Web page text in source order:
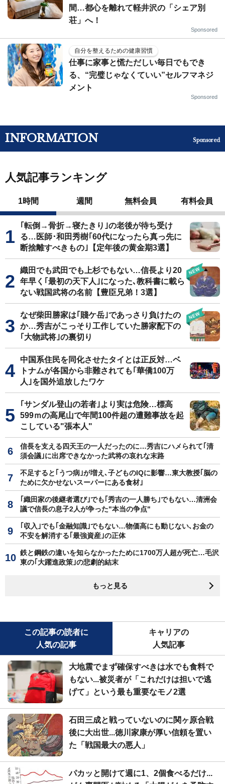
間…都心を離れて軽井沢の「シェア別
荘」へ！
Sponsored
自分を整えるための健康習慣
仕事に家事と慌ただしい毎日でもでき
る、“完璧じゃなくていい”セルフマネジ
メント
Sponsored
INFORMATION Sponsored
人気記事ランキング
1時間 週間 無料会員 有料会員
｢転倒→骨折→寝たきり｣の老後が待ち受け
る…医師･和田秀樹｢60代になったら真っ先に
断捨離すべきもの｣【定年後の黄金期3選】
織田でも武田でも上杉でもない…信長より20
年早く｢最初の天下人｣になった､教科書に載ら
ない戦国武将の名前【豊臣兄弟！3選】
なぜ柴田勝家は｢賤ケ岳｣であっさり負けたの
か…秀吉がこっそり工作していた勝家配下の
｢大物武将｣の裏切り
中国系住民を同化させたタイとは正反対…ベ
トナムが各国から非難されても｢華僑100万
人｣を国外追放したワケ
｢サンダル登山の若者｣より実は危険…標高
599ｍの高尾山で年間100件超の遭難事故を起
こしている"張本人"
信長を支える四天王の一人だったのに…秀吉にハメられて｢清
須会議｣に出席できなかった武将の哀れな末路
不足すると｢うつ病｣が増え､子どものIQに影響…東大教授｢脳の
ために欠かせないスーパーにある食材｣
｢織田家の後継者選び｣でも｢秀吉の一人勝ち｣でもない…清洲会
議で信長の息子2人が争った"本当の争点"
｢収入｣でも｢金融知識｣でもない…物価高にも動じない､お金の
不安を解消する｢最強資産｣の正体
鉄と鋼鉄の違いを知らなかったために1700万人超が死亡…毛沢
東の｢大躍進政策｣の悲劇的結末
もっと見る
この記事の読者に
人気の記事
キャリアの
人気記事
大地震でまず確保すべきは水でも食料で
もない...被災者が「これだけは担いで逃
げて」という最も重要なモノ2選
石田三成と戦っていないのに関ヶ原合戦
後に大出世...徳川家康が厚い信頼を置い
た「戦国最大の悪人」
パカッと開けて週に1、2個食べるだけ...